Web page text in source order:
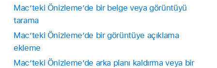
Mac’teki Önizleme’de bir belge veya görüntüyü
tarama
Mac’teki Önizleme’de bir görüntüye açıklama
ekleme
Mac’teki Önizleme’de arka planı kaldırma veya bir